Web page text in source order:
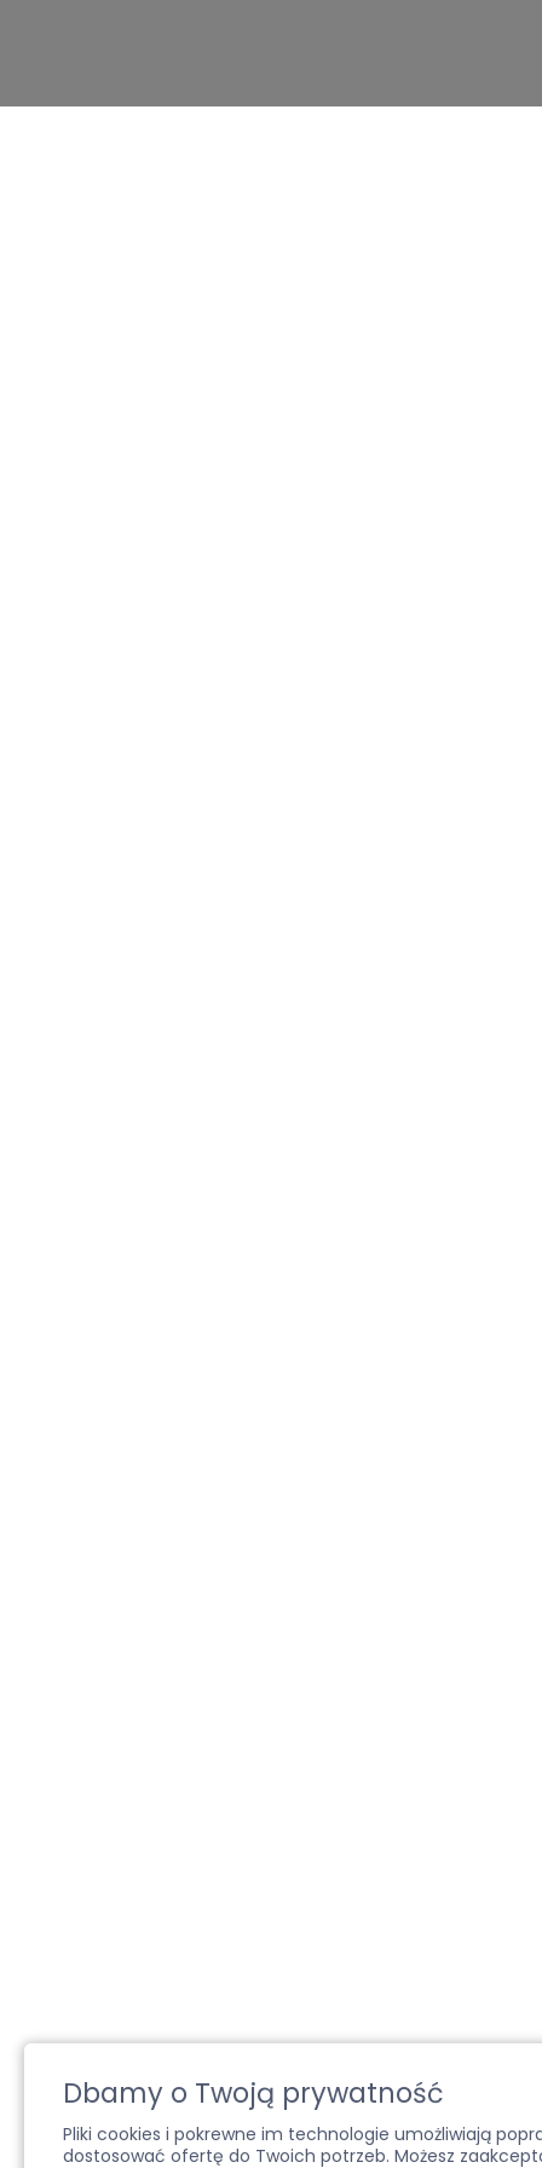
Dbamy o Twoją prywatność
Pliki cookies i pokrewne im technologie umożliwiają
dostosować ofertę do Twoich potrzeb. Możesz